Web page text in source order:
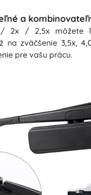
a
2x / 2,5x môžete
na zväčšenie 3,5x,
pre vašu prácu.